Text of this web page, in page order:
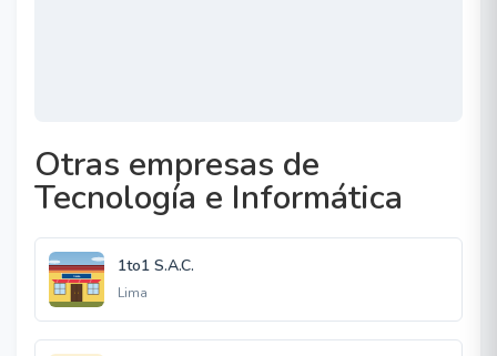
Otras empresas de
Tecnología e Informática
1to1 S.A.C.
Lima